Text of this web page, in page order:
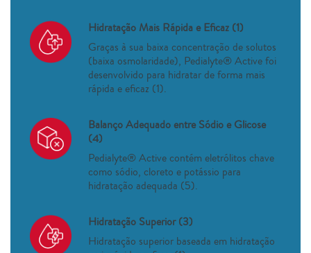
Hidratação Mais Rápida e Eficaz (1)
Graças à sua baixa concentração de solutos
(baixa osmolaridade), Pedialyte® Active foi
desenvolvido para hidratar de forma mais
rápida e eficaz (1).
Balanço Adequado entre Sódio e Glicose
(4)
Pedialyte® Active contém eletrólitos chave
como sódio, cloreto e potássio para
hidratação adequada (5).
Hidratação Superior (3)
Hidratação superior baseada em hidratação